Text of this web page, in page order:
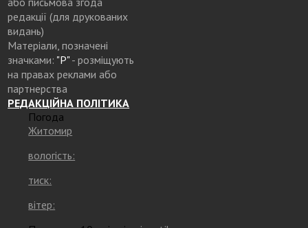
редакції (для друкованих
видань)
Матеріали, позначені
значками: "Р"- розміщують
на правах реклами або
партнерства
РЕДАКЦІЙНА ПОЛІТИКА
Погода
Житомир
вологість:
тиск:
вітер: